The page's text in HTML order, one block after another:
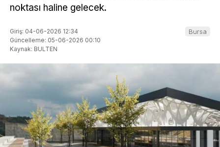
noktası haline gelecek.
Giriş: 04-06-2026 12:34
Güncelleme: 05-06-2026 00:10
Kaynak: BULTEN
Bursa